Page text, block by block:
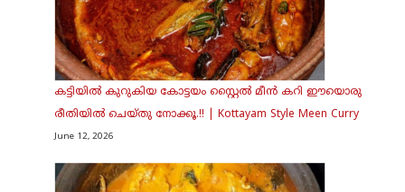
കട്ടിയിൽ കുറുകിയ കോട്ടയം സ്റ്റൈൽ മീൻ കറി ഈയൊരു
രീതിയിൽ ചെയ്തു നോക്കൂ.!! | Kottayam Style Meen Curry
June 12, 2026